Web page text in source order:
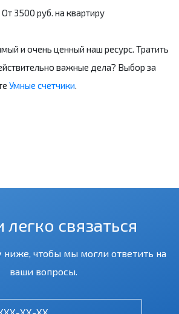
3500 руб. на квартиру
и очень ценный наш ресурс. Тратить
важные дела? Выбор за
Умные счетчики.
легко связаться
ниже, чтобы мы могли ответить на
ваши вопросы.